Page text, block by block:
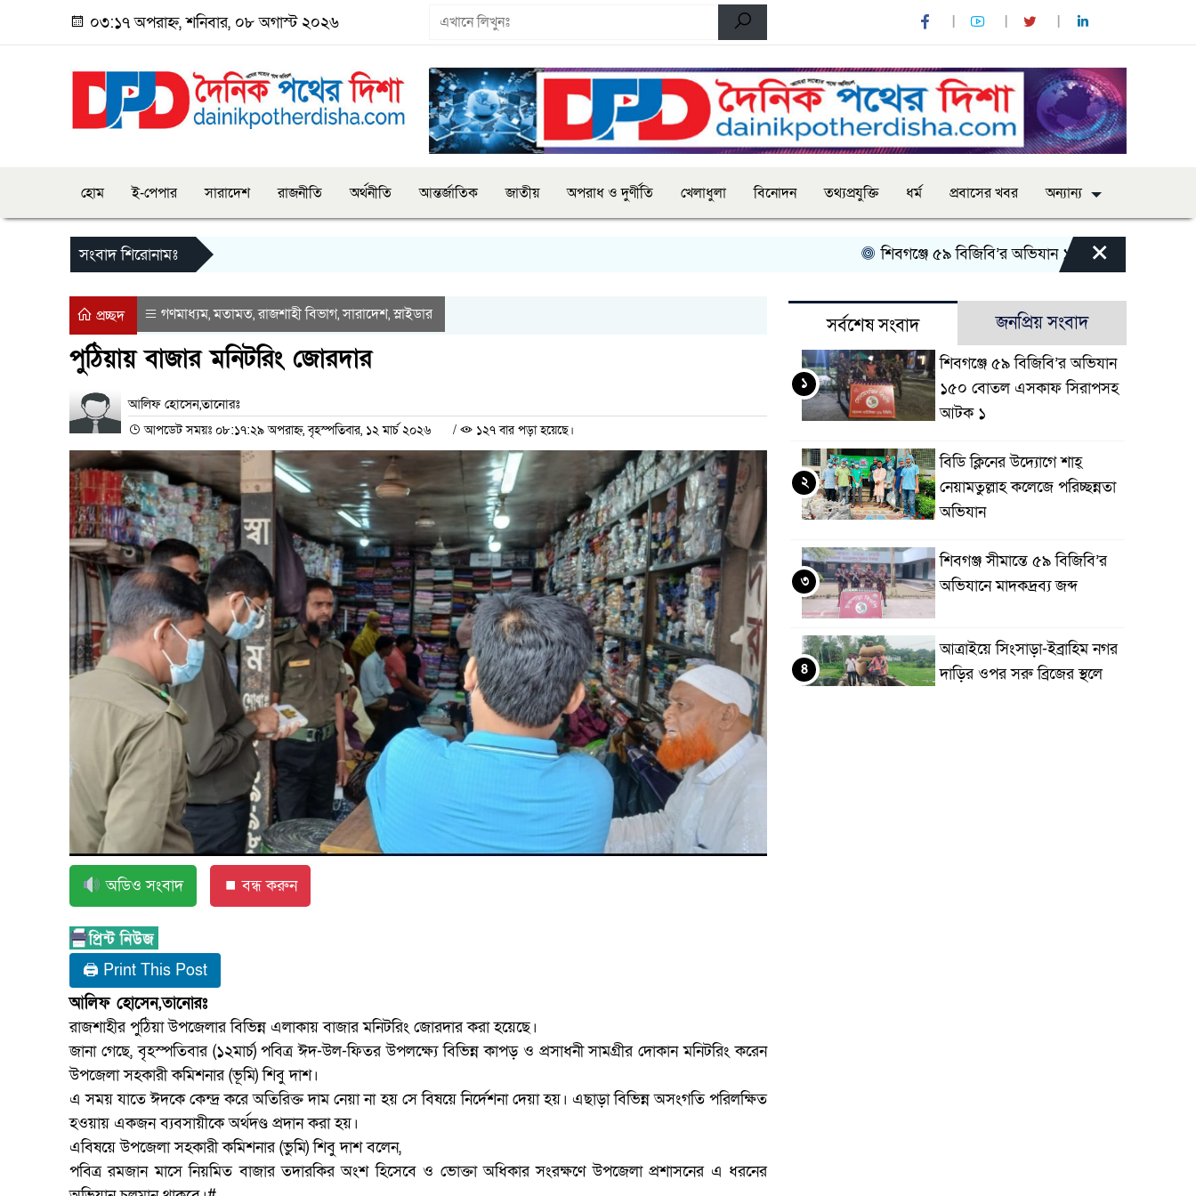
০৩:১৭ অপরাহ্ন, শনিবার, ০৮ অগাস্ট ২০২৬
হোম ই-পেপার সারাদেশ রাজনীতি অর্থনীতি আন্তর্জাতিক জাতীয় অপরাধ ও দুর্ণীতি খেলাধুলা বিনোদন তথ্যপ্রযুক্তি ধর্ম প্রবাসের খবর অন্যান্য
সংবাদ শিরোনামঃ শিবগঞ্জে ৫৯ বিজিবি’র অভিযান ১৫০ বোতল এসকাফ
×
প্রচ্ছদ গণমাধ্যম,মতামত,রাজশাহী বিভাগ,সারাদেশ,স্লাইডার
পুঠিয়ায় বাজার মনিটরিং জোরদার
আলিফ হোসেন,তানোরঃ
আপডেট সময়ঃ ০৮:১৭:২৯ অপরাহ্ন, বৃহস্পতিবার, ১২ মার্চ ২০২৬ / ১২৭ বার পড়া হয়েছে।
অডিও সংবাদ ⏹ বন্ধ করুন
🖨 Print This Post
আলিফ হোসেন,তানোরঃ
রাজশাহীর পুঠিয়া উপজেলার বিভিন্ন এলাকায় বাজার মনিটরিং জোরদার করা হয়েছে।
জানা গেছে, বৃহস্পতিবার (১২মার্চ) পবিত্র ঈদ-উল-ফিতর উপলক্ষ্যে বিভিন্ন কাপড় ও প্রসাধনী সামগ্রীর দোকান মনিটরিং করেন
উপজেলা সহকারী কমিশনার (ভূমি) শিবু দাশ।
এ সময় যাতে ঈদকে কেন্দ্র করে অতিরিক্ত দাম নেয়া না হয় সে বিষয়ে নির্দেশনা দেয়া হয়। এছাড়া বিভিন্ন অসংগতি পরিলক্ষিত
হওয়ায় একজন ব্যবসায়ীকে অর্থদণ্ড প্রদান করা হয়।
এবিষয়ে উপজেলা সহকারী কমিশনার (ভুমি) শিবু দাশ বলেন,
পবিত্র রমজান মাসে নিয়মিত বাজার তদারকির অংশ হিসেবে ও ভোক্তা অধিকার সংরক্ষণে উপজেলা প্রশাসনের এ ধরনের
সর্বশেষ সংবাদ জনপ্রিয় সংবাদ
শিবগঞ্জে ৫৯ বিজিবি’র অভিযান
১৫০ বোতল এসকাফ সিরাপসহ
আটক ১
১
বিডি ক্লিনের উদ্যোগে শাহ্
নেয়ামতুল্লাহ কলেজে পরিচ্ছন্নতা
অভিযান
২
শিবগঞ্জ সীমান্তে ৫৯ বিজিবি’র
অভিযানে মাদকদ্রব্য জব্দ
৩
আত্রাইয়ে সিংসাড়া-ইব্রাহিম নগর
দাড়ির ওপর সরু ব্রিজের স্থলে
৪